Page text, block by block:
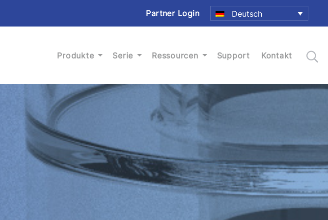
Partner Login Deutsch
Produkte Serie Ressourcen Support Kontakt